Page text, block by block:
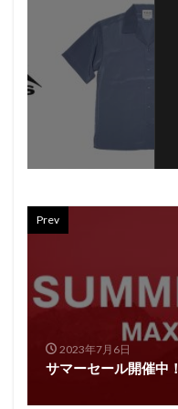
Prev
2023年7月6日
サマーセール開催中！